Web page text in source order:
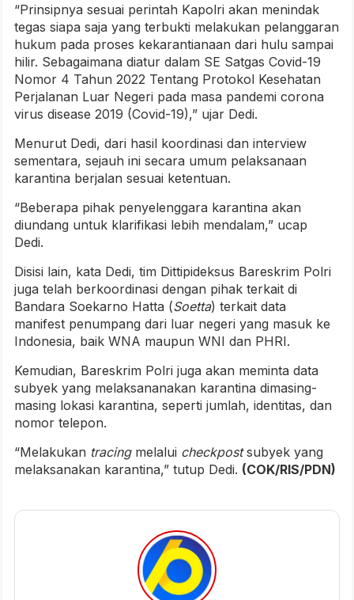
“Prinsipnya sesuai perintah Kapolri akan menindak
tegas siapa saja yang terbukti melakukan pelanggaran
hukum pada proses kekarantianaan dari hulu sampai
hilir. Sebagaimana diatur dalam SE Satgas Covid-19
Nomor 4 Tahun 2022 Tentang Protokol Kesehatan
Perjalanan Luar Negeri pada masa pandemi corona
virus disease 2019 (Covid-19),” ujar Dedi.
Menurut Dedi, dari hasil koordinasi dan interview
sementara, sejauh ini secara umum pelaksanaan
karantina berjalan sesuai ketentuan.
“Beberapa pihak penyelenggara karantina akan
diundang untuk klarifikasi lebih mendalam,” ucap
Dedi.
Disisi lain, kata Dedi, tim Dittipideksus Bareskrim Polri
juga telah berkoordinasi dengan pihak terkait di
Bandara Soekarno Hatta (Soetta) terkait data
manifest penumpang dari luar negeri yang masuk ke
Indonesia, baik WNA maupun WNI dan PHRI.
Kemudian, Bareskrim Polri juga akan meminta data
subyek yang melaksananakan karantina dimasing-
masing lokasi karantina, seperti jumlah, identitas, dan
nomor telepon.
“Melakukan tracingmelalui checkpostsubyek yang
melaksanakan karantina,” tutup Dedi. (COK/RIS/PDN)